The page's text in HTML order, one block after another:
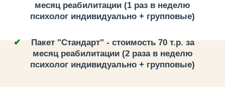
месяц реабилитации (1 раз в неделю
психолог индивидуально + групповые)
Пакет "Стандарт" - стоимость 70 т.р. за
месяц реабилитации (2 раза в неделю
психолог индивидуально + групповые)